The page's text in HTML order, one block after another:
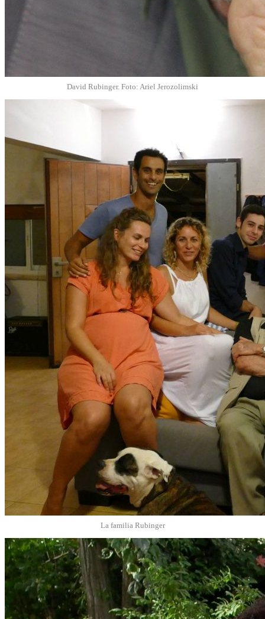
David Rubinger. Foto: Ariel Jerozolimski
La familia Rubinger